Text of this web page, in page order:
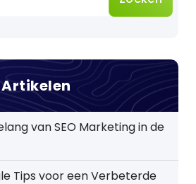
van SEO Marketing in de
Tips voor een Verbeterde